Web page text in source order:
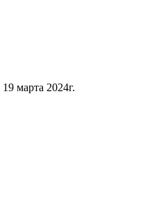
19 марта 2024г.